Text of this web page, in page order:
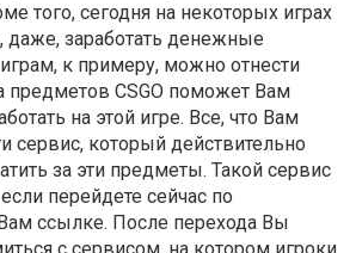
того, сегодня на некоторых играх
заработать денежные
к примеру, можно отнести
предметов CSGO поможет Вам
на этой игре. Все, что Вам
сервис, который действительно
за эти предметы. Такой сервис
перейдете сейчас по
ссылке. После перехода Вы